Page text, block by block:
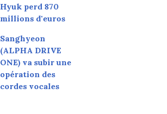
Hyuk perd 870
millions d'euros
Sanghyeon
(ALPHA DRIVE
ONE) va subir une
opération des
cordes vocales